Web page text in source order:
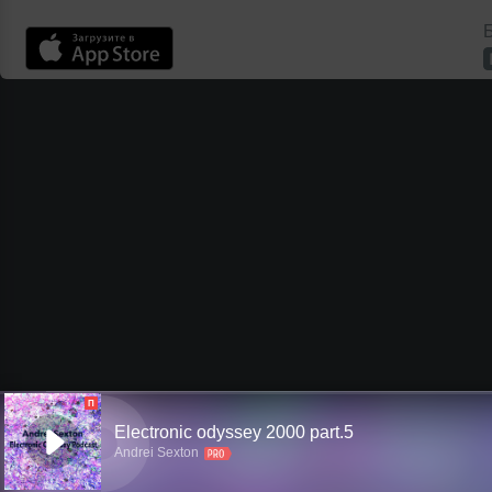
П
Electronic odyssey 2000 part.5
Andrei Sexton